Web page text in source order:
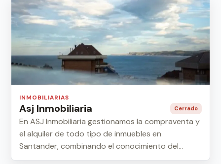
INMOBILIARIAS
Asj Inmobiliaria Cerrado
En ASJ Inmobiliaria gestionamos la compraventa y
el alquiler de todo tipo de inmuebles en
Santander, combinando el conocimiento del
mercado ...